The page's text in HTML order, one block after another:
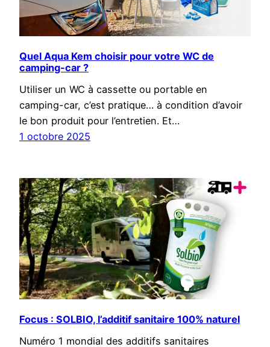
Quel Aqua Kem choisir pour votre WC de
camping-car ?
Utiliser un WC à cassette ou portable en
camping-car, c’est pratique… à condition d’avoir
le bon produit pour l’entretien. Et…
1 octobre 2025
Focus : SOLBIO, l’additif sanitaire 100% naturel
Numéro 1 mondial des additifs sanitaires